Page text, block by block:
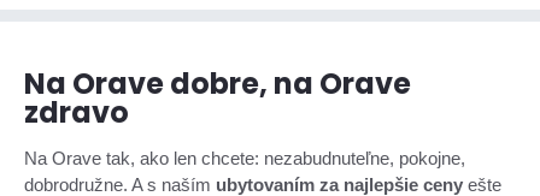
Na Orave dobre, na Orave
zdravo
Na Orave tak, ako len chcete: nezabudnuteľne, pokojne,
dobrodružne. A s naším ubytovaním za najlepšie ceny ešte